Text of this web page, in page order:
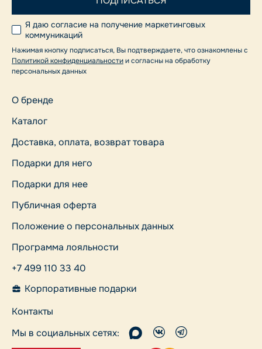
О бренде
Каталог
Доставка, оплата, возврат товара
Подарки для него
Подарки для нее
Публичная оферта
Положение о персональных данных
Программа лояльности
+7 499 110 33 40
Корпоративные подарки
Контакты
Мы в социальных сетях:
Я даю согласие на получение маркетинговых
коммуникаций
Нажимая кнопку подписаться, Вы подтверждаете, что ознакомлены с
Политикой конфиденциальностии согласны на обработку
персональных данных